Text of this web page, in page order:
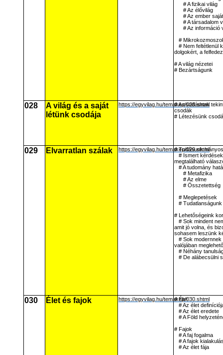
# A fizikai világ
# Az élővilág
# Az ember
# A társadalom
# Az információ
#
# Nem feltétlenül
dolgokért, a
# A világ nézetei
# Bezártságunk
028
A világ és a saját
létünk csodája
https://egyvilag.hu/temakep/028.shtml
# A csodásnak
csodák
# Létezésünk
029 Elvarratlan szálak https://egyvilag.hu/temakep/029.shtml
# Tudásunk
# Ismert
megtalálható
# A tudomány
# Metafizika
# Az elme
# Összetettség
# Meglepetések
#
# Lehetőségeink
# Sok mindent
amit jó volna, és
sohasem leszünk
# Sok
valójában
# Néhány
# De alábecsülni
030 Élet és fajok https://egyvilag.hu/temakep/030.shtml
# Élet
# Az élet
# Az élet eredete
# A Föld
# Fajok
# A faj fogalma
# A fajok
# Az élet fája